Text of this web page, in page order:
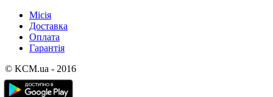
Місія
Доставка
Оплата
Гарантія
© KCM.ua - 2016